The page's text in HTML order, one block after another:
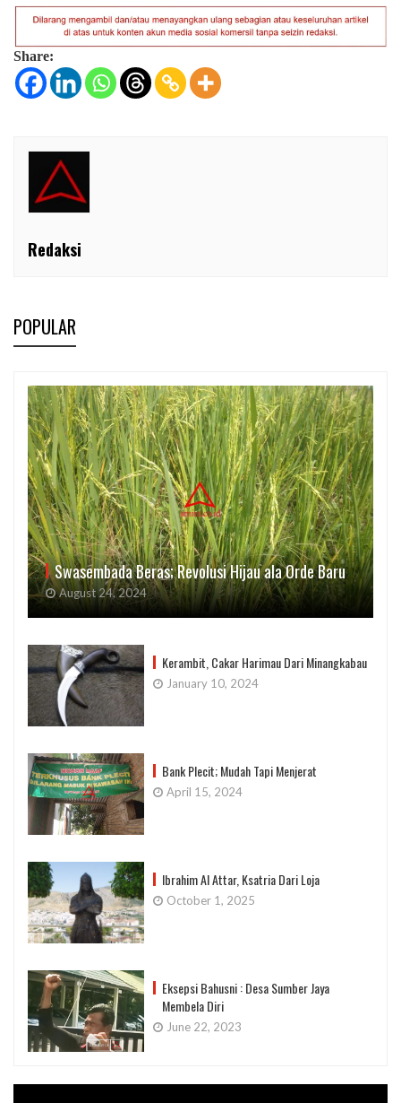
Share:
Redaksi
POPULAR
Swasembada Beras; Revolusi Hijau ala Orde Baru
August 24, 2024
Kerambit, Cakar Harimau Dari Minangkabau
January 10, 2024
Bank Plecit; Mudah Tapi Menjerat
April 15, 2024
Ibrahim Al Attar, Ksatria Dari Loja
October 1, 2025
Eksepsi Bahusni : Desa Sumber Jaya
Membela Diri
June 22, 2023